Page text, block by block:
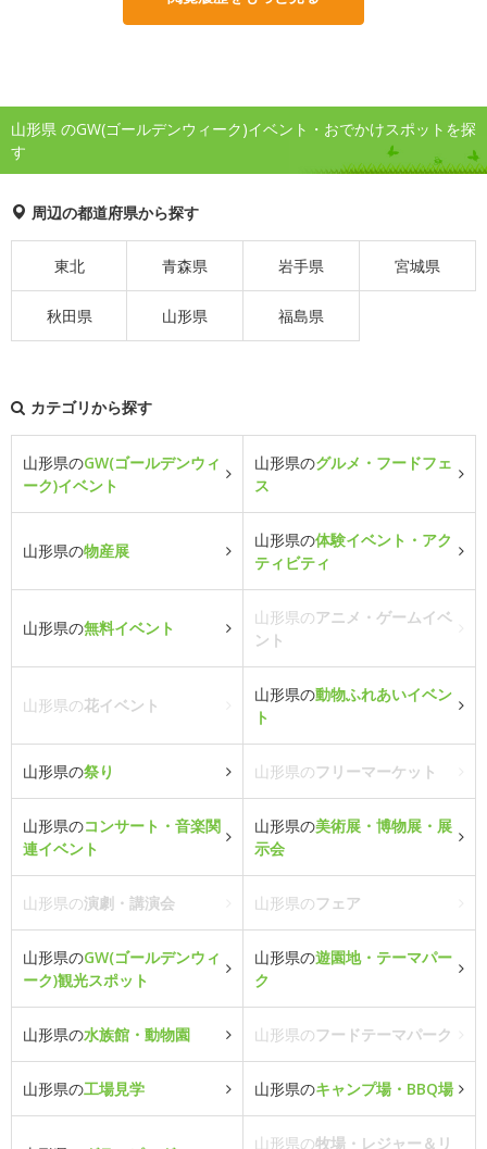
山形県 のGW(ゴールデンウィーク)イベント・おでかけスポットを探
す
周辺の都道府県から探す
東北 青森県 岩手県 宮城県
秋田県 山形県 福島県
カテゴリから探す
山形県のGW(ゴールデンウィ
ーク)イベント
山形県のグルメ・フードフェ
ス
山形県の物産展
山形県の体験イベント・アク
ティビティ
山形県の無料イベント
山形県のアニメ・ゲームイベ
ント
山形県の花イベント
山形県の動物ふれあいイベン
ト
山形県の祭り 山形県のフリーマーケット
山形県のコンサート・音楽関
連イベント
山形県の美術展・博物展・展
示会
山形県の演劇・講演会 山形県のフェア
山形県のGW(ゴールデンウィ
ーク)観光スポット
山形県の遊園地・テーマパー
ク
山形県の水族館・動物園 山形県のフードテーマパーク
山形県の工場見学 山形県のキャンプ場・BBQ場
山形県の牧場・レジャー＆リ